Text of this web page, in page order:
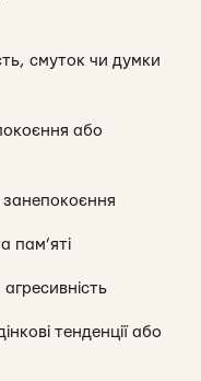
смуток чи думки
або
пам’яті
тенденції або